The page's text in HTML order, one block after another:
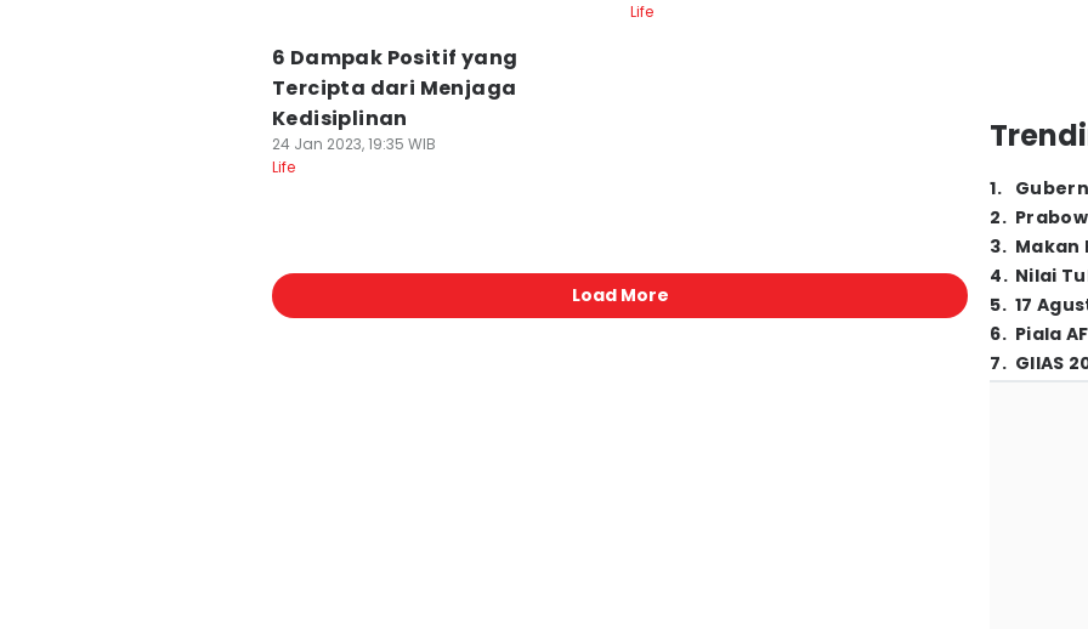
Life
6 Dampak Positif yang
Tercipta dari Menjaga
Kedisiplinan
24 Jan 2023, 19:35 WIB
Life
Load More
1.
2.
3. Makan
4. Nilai
5. 17
6. Piala
7. GIIAS